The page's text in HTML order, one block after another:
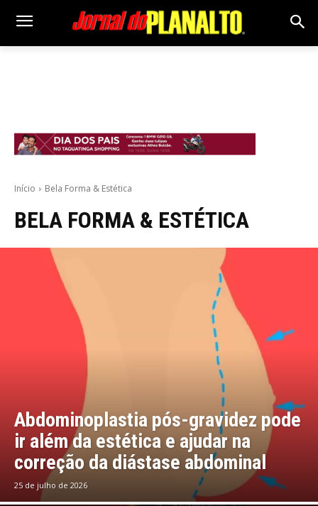
Início Bela Forma & Estética
BELA FORMA & ESTÉTICA
Abdominoplastia pós-gravidez pode
ir além da estética e ajudar na
correção da diástase abdominal
25 de julho de 2026